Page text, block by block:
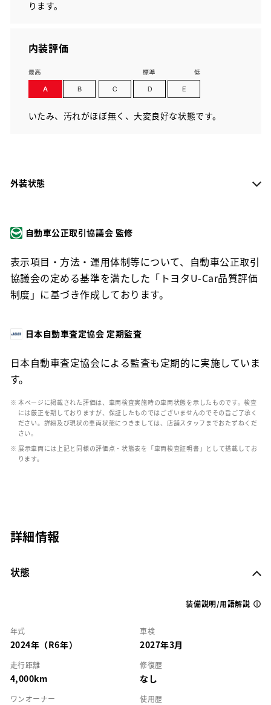
ります。
内装評価
いたみ、汚れがほぼ無く、大変良好な状態です。
外装状態
自動車公正取引協議会 監修
表示項目・方法・運用体制等について、自動車公正取引
協議会の定める基準を満たした「トヨタU-Car品質評価
制度」に基づき作成しております。
日本自動車査定協会 定期監査
日本自動車査定協会による監査も定期的に実施していま
す。
※ 本ページに掲載された評価は、車両検査実施時の車両状態を示したものです。検査
には厳正を期しておりますが、保証したものではございませんのでその旨ご了承く
ださい。詳細及び現状の車両状態につきましては、店舗スタッフまでおたずねくだ
さい。
※ 展示車両には上記と同様の評価点・状態表を「車両検査証明書」として搭載してお
ります。
詳細情報
状態
装備説明/用語解説
年式
2024年（R6年）
車検
2027年3月
走行距離
4,000km
修復歴
なし
ワンオーナー 使用歴